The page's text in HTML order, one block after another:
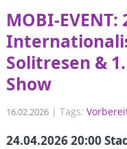
MOBI-EVENT:
Solitresen &
Show
16.02.2026 |Tags:
24.04.2026 20:00